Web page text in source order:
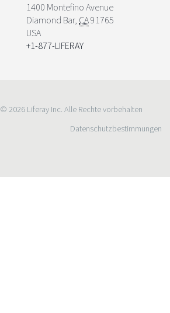
1400 Montefino Avenue
Diamond Bar, CA91765
USA
+1-877-LIFERAY
© 2026 Liferay Inc. Alle Rechte vorbehalten
Datenschutzbestimmungen